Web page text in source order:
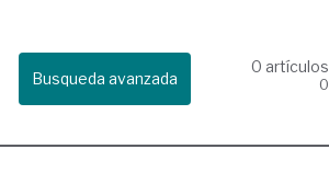
Busqueda avanzada
0 artículos
0